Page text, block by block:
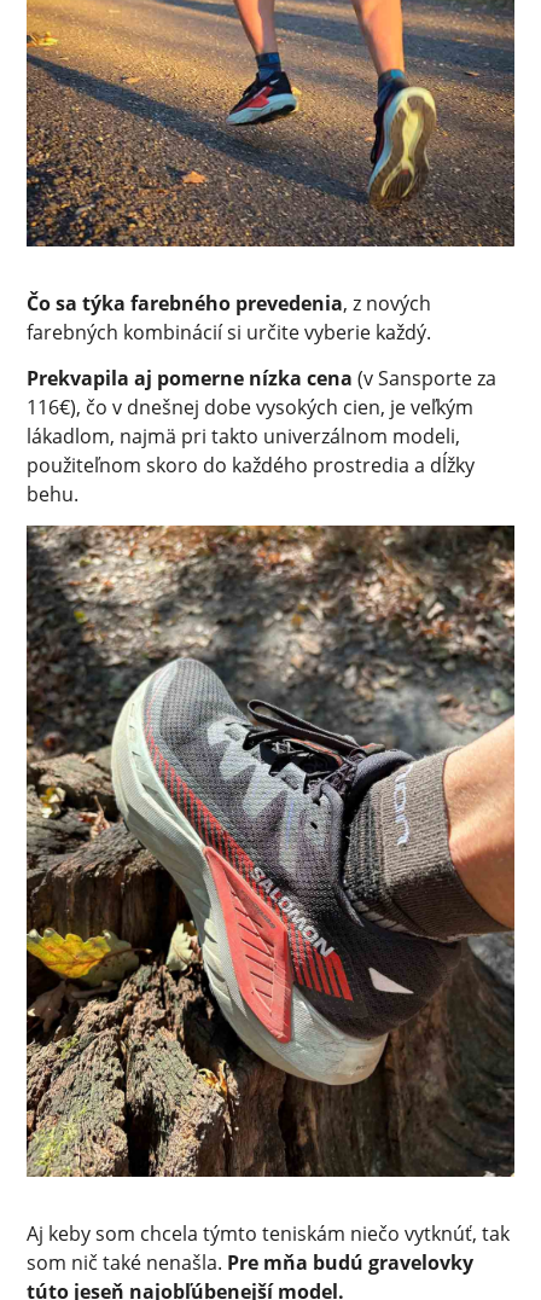
Čo sa týka farebného prevedenia, z nových
farebných kombinácií si určite vyberie každý.
Prekvapila aj pomerne nízka cena (v Sansporte za
116€), čo v dnešnej dobe vysokých cien, je veľkým
lákadlom, najmä pri takto univerzálnom modeli,
použiteľnom skoro do každého prostredia a dĺžky
behu.
Aj keby som chcela týmto teniskám niečo vytknúť, tak
som nič také nenašla. Pre mňa budú gravelovky
túto jeseň najobľúbenejší model.